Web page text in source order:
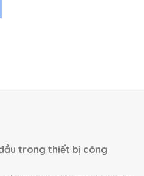
trong thiết bị công